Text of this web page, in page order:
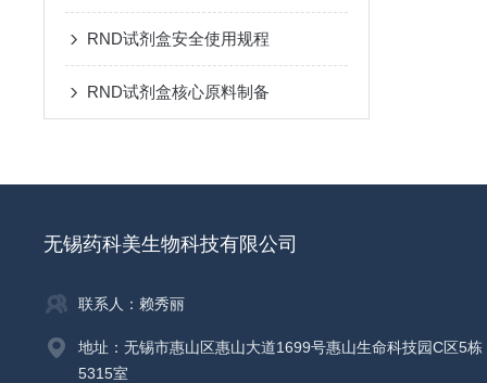
RND试剂盒安全使用规程
RND试剂盒核心原料制备
无锡药科美生物科技有限公司
联系人：赖秀丽
地址：无锡市惠山区惠山大道1699号惠山生命科技园C区5栋
5315室